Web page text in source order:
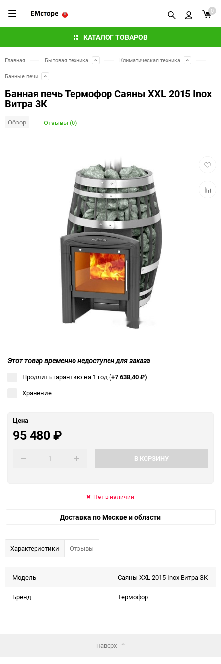
КАТАЛОГ ТОВАРОВ
0
Главная Бытовая техника Климатическая техника
Банные печи
Банная печь Термофор Саяны XXL 2015 Inox
Витра ЗК
Обзор Отзывы (0)
Этот товар временно недоступен для заказа
Продлить гарантию на 1 год(+7 638,40₽)
Хранение
Цена
95 480₽
В КОРЗИНУ
Нет в наличии
Доставка по Москве и области
Характеристики Отзывы
Модель Саяны XXL 2015 Inox Витра ЗК
Бренд Термофор
наверх